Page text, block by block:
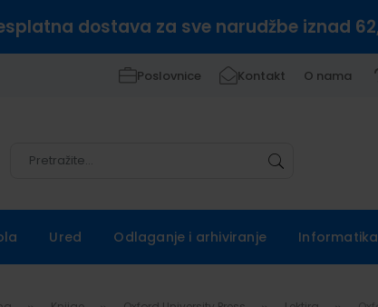
dostava za sve narudžbe iznad
Poslovnice Kontakt O nama
Ured Odlaganje i arhiviranje Informatika